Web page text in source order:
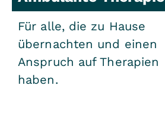
Für alle, die zu Hause
übernachten und einen
Anspruch auf Therapien
haben.